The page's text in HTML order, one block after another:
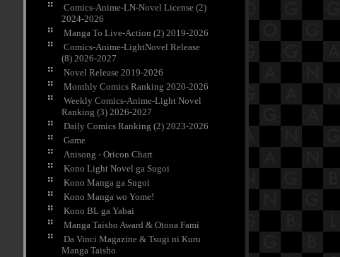
Comics-Anime-LN-Novel License (2)
2024-2026
Manga To Live-Action (2) 2019-2026
Comics-Anime-LightNovel Release
(8) 2026-2027
Novel Release 2019-2026
Monthly Comics Ranking 2020-2026
Weekly Comics-Anime-Light Novel
Ranking (3) 2026-2027
Daily Comics Ranking (2) 2023-2026
Game
Anisong - Oricon Chart
Kono Light Novel ga Sugoi
Kono Manga ga Sugoi
Kono Manga wo Yome!
Kono BL ga Yabai
Manga Taisho Award & Otona Fami
Da Vinci Magazine & Tsugi ni Kuru
Manga Taisho